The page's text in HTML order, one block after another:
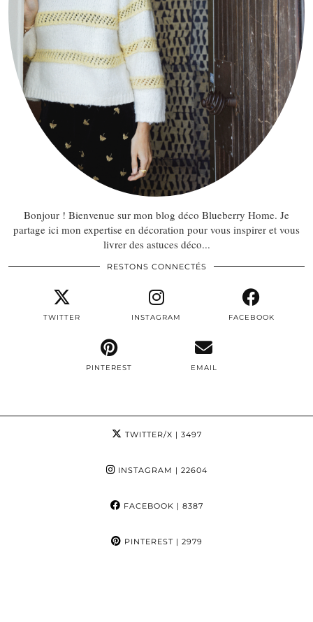
Bonjour ! Bienvenue sur mon blog déco Blueberry Home. Je
partage ici mon expertise en décoration pour vous inspirer et vous
livrer des astuces déco...
RESTONS CONNECTÉS
TWITTER INSTAGRAM FACEBOOK
PINTEREST EMAIL
TWITTER/X | 3497
INSTAGRAM | 22604
FACEBOOK | 8387
PINTEREST| 2979